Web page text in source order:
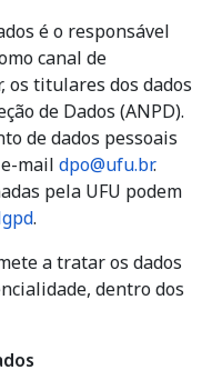
é o responsável
canal de
os titulares dos dados
de Dados (ANPD).
de dados pessoais
mail dpo@ufu.br.
pela UFU podem
.
a tratar os dados
dentro dos